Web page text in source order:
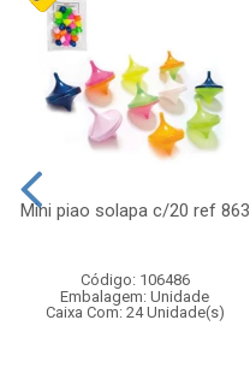
Mini piao solapa c/20 ref 863
Código: 106486
Embalagem: Unidade
Caixa Com: 24 Unidade(s)